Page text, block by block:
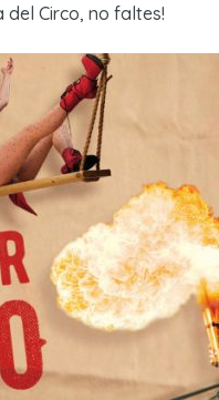
del Circo, no faltes!